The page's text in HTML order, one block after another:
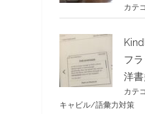
カテ
フ
洋
カテ
キャビル/語彙力対策